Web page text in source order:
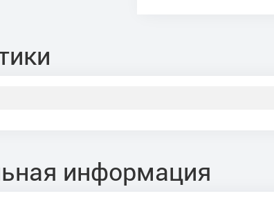
информация